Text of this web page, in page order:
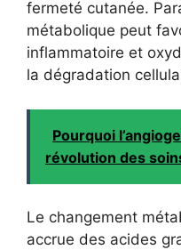
fermeté cutanée.
métabolique peut
inflammatoire et
la dégradation
Pourquoi
révolution des
Le changement
accrue des acides